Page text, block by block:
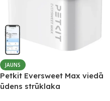
JAUNS
Petkit Eversweet Max viedā
ūdens strūklaka